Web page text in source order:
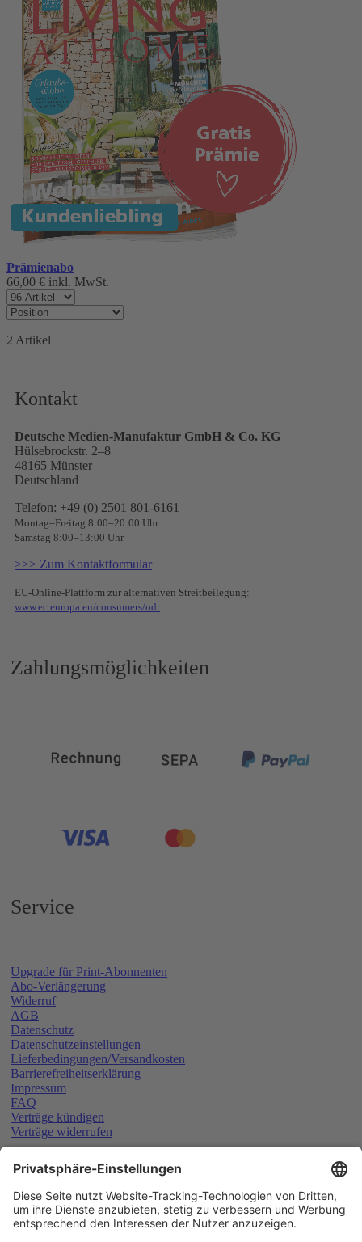
Prämienabo
66,00 € inkl. MwSt.
2 Artikel
Kontakt
Deutsche Medien-Manufaktur GmbH & Co. KG
Hülsebrockstr. 2–8
48165 Münster
Deutschland
Telefon: +49 (0) 2501 801-6161
Montag–Freitag 8:00–20:00 Uhr
Samstag 8:00–13:00 Uhr
>>> Zum Kontaktformular
EU-Online-Plattform zur alternativen Streitbeilegung:
www.ec.europa.eu/consumers/odr
Zahlungsmöglichkeiten
Service
Upgrade für Print-Abonnenten
Abo-Verlängerung
Widerruf
AGB
Datenschutz
Datenschutzeinstellungen
Lieferbedingungen/Versandkosten
Barrierefreiheitserklärung
Impressum
FAQ
Verträge kündigen
Verträge widerrufen
Schließen